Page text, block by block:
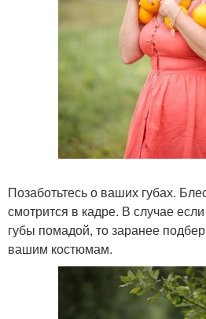
Позаботьтесь о ваших губах.
смотрится в кадре. В случае
губы помадой, то заранее
вашим костюмам.